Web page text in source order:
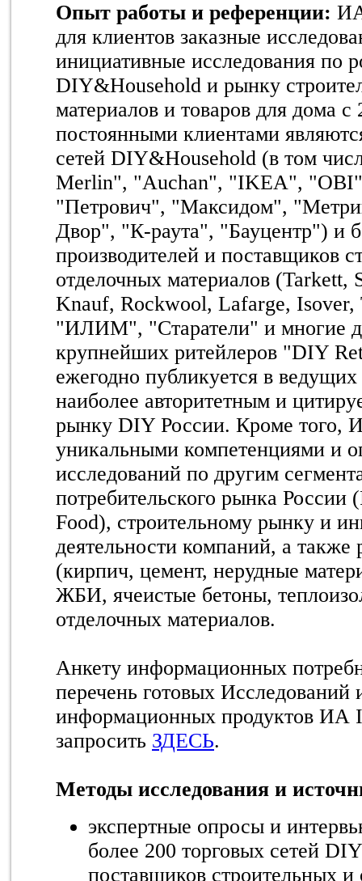
Опыт работы и референции:
для клиентов заказные
инициативные исследования по
DIY&Household и рынку
материалов и товаров для дома
постоянными клиентами
сетей DIY&Household (в том
Merlin", "Auchan", "IKEA",
"Петрович", "Максидом",
Двор", "К-раута", "Бауцентр") и
производителей и поставщиков
отделочных материалов (Tarkett,
Knauf, Rockwool, Lafarge,
"ИЛИМ", "Старатели" и многие
крупнейших ритейлеров "DIY
ежегодно публикуется в
наиболее авторитетным и
рынку DIY России. Кроме того,
уникальными компетенциями и
исследований по другим
потребительского рынка России
Food), строительному рынку и
деятельности компаний, а также
(кирпич, цемент, нерудные
ЖБИ, ячеистые бетоны,
отделочных материалов.
Анкету информационных
перечень готовых Исследований
информационных продуктов ИА
запросить ЗДЕСЬ.
Методы исследования и
экспертные опросы и
более 200 торговых сетей
поставщиков строительных и